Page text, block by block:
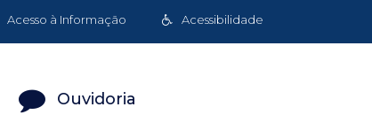
Acessibilidade
Acesso à Informação
Ouvidoria